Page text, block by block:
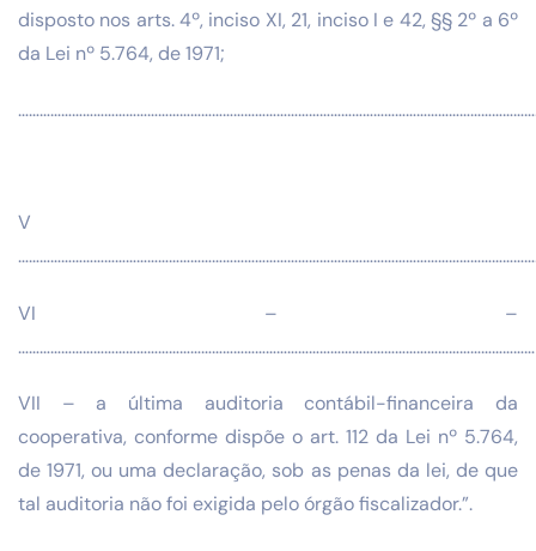
disposto nos arts. 4º, inciso XI, 21, inciso I e 42, §§ 2º a 6º
da Lei nº 5.764, de 1971;
V
VI – –
………………………………………………………………………………………………………………………………
VII – a última auditoria contábil-financeira da
cooperativa, conforme dispõe o art. 112 da Lei nº 5.764,
de 1971, ou uma declaração, sob as penas da lei, de que
tal auditoria não foi exigida pelo órgão fiscalizador.”.